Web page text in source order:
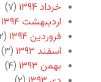
خرداد ۱۳۹۴
(۷)
اردیبهشت ۱۳۹۴
فروردین ۱۳۹۴
(۲)
اسفند ۱۳۹۳
(۳)
بهمن ۱۳۹۳
(۴)